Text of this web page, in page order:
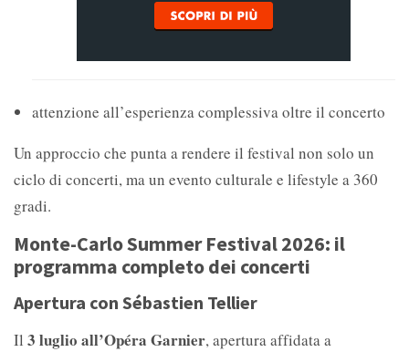
attenzione all’esperienza complessiva oltre il concerto
Un approccio che punta a rendere il festival non solo un
ciclo di concerti, ma un evento culturale e lifestyle a 360
gradi.
Monte-Carlo Summer Festival 2026: il
programma completo dei concerti
Apertura con Sébastien Tellier
Il 3 luglio all’Opéra Garnier, apertura affidata a